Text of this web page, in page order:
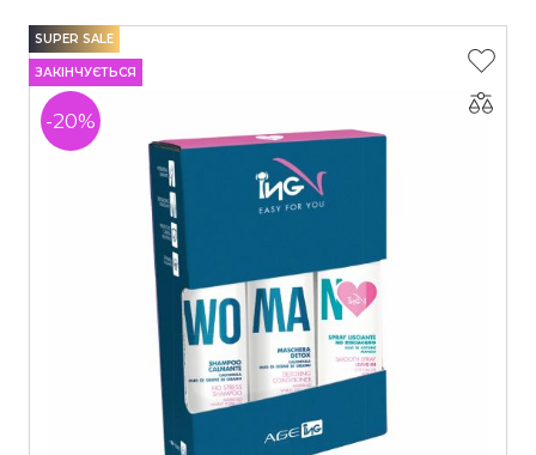
SUPER SALE
ЗАКІНЧУЄТЬСЯ
-20%